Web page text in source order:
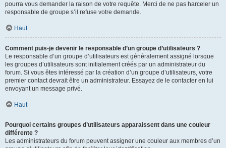
pourra vous demander la raison de votre requête. Merci de ne pas harceler un
responsable de groupe s’il refuse votre demande.
Haut
Comment puis-je devenir le responsable d’un groupe d’utilisateurs ?
Le responsable d’un groupe d’utilisateurs est généralement assigné lorsque
les groupes d’utilisateurs sont initialement créés par un administrateur du
forum. Si vous êtes intéressé par la création d’un groupe d’utilisateurs, votre
premier contact devrait être un administrateur. Essayez de le contacter en lui
envoyant un message privé.
Haut
Pourquoi certains groupes d’utilisateurs apparaissent dans une couleur
différente ?
Les administrateurs du forum peuvent assigner une couleur aux membres d’un